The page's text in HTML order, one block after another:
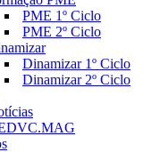
PME 1º Ciclo
PME 2º Ciclo
Dinamizar 1º Ciclo
Dinamizar 2º Ciclo